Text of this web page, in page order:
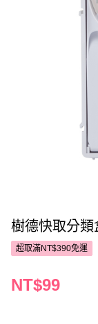
樹德快取分
超取滿NT$390免運
NT$99